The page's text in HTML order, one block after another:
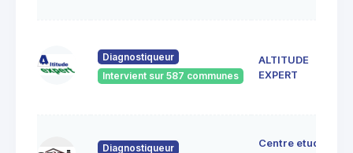
Diagnostiqueur
Intervient sur 587 communes
ALTITUDE
EXPERT
Diagnostiqueur
Centre etudes